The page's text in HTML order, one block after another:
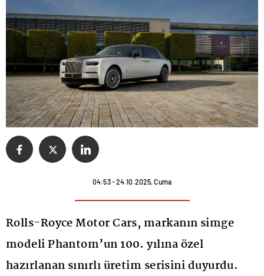
04:53 - 24.10.2025, Cuma
Rolls-Royce Motor Cars, markanın simge
modeli Phantom’un 100. yılına özel
hazırlanan sınırlı üretim serisini duyurdu.